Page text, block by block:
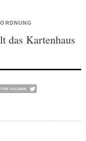
das Kartenhaus